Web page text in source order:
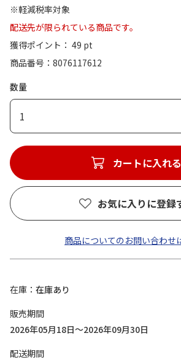
※軽減税率対象
配送先が限られている商品です。
獲得ポイント： 49 pt
商品番号
8076117612
数量
1
カートに入れる
お気に入りに登録
商品についてのお問い合わせ
在庫
在庫あり
販売期間
2026年05月18日～2026年09月30日
配送期間